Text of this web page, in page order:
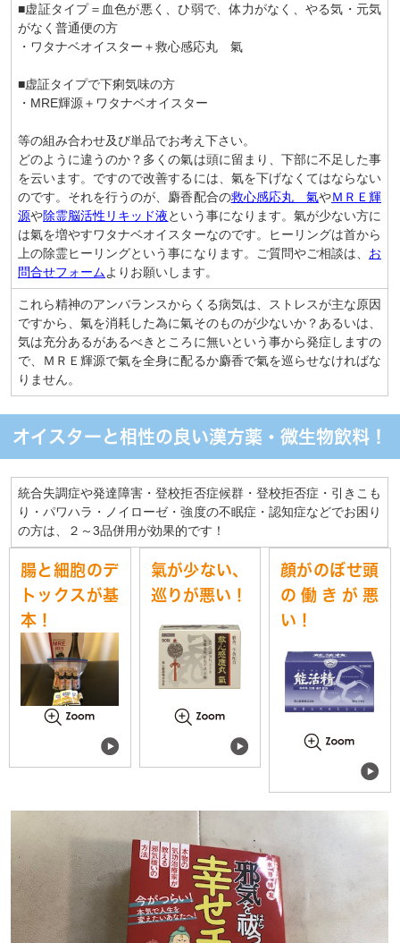
■虚証タイプ＝血色が悪く、ひ弱で、体力がなく、やる気・元気
がなく普通便の方
・ワタナベオイスター＋救心感応丸 氣
■虚証タイプで下痢気味の方
・MRE輝源＋ワタナベオイスター
等の組み合わせ及び単品でお考え下さい。
どのように違うのか？多くの氣は頭に留まり、下部に不足した事
を云います。ですので改善するには、氣を下げなくてはならない
のです。それを行うのが、麝香配合の救心感応丸 氣やＭＲＥ輝
源や除霊脳活性リキッド液という事になります。氣が少ない方に
は氣を増やすワタナベオイスターなのです。ヒーリングは首から
上の除霊ヒーリングという事になります。ご質問やご相談は、 お
問合せフォームよりお願いします。
これら精神のアンバランスからくる病気は、ストレスが主な原因
ですから、氣を消耗した為に氣そのものが少ないか？あるいは、
気は充分あるがあるべきところに無いという事から発症しますの
で、ＭＲＥ輝源で氣を全身に配るか麝香で氣を巡らせなければな
りません。
オイスターと相性の良い漢方薬・微生物飲料！
統合失調症や発達障害・登校拒否症候群・登校拒否症・引きこも
り・パワハラ・ノイローゼ・強度の不眠症・認知症などでお困り
の方は、２～3品併用が効果的です！
腸と細胞のデ
トックスが基
本！
氣が少ない、
巡りが悪い！
顔がのぼせ頭
の働きが悪
い！